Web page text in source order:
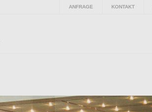
ANFRAGE KONTAKT